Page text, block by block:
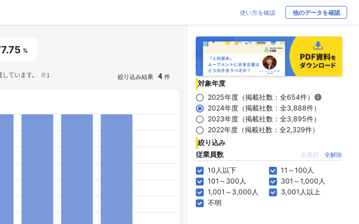
使い方を確認 他のデータを確認
%
しています。 ※1 絞り込み結果 4 件
対象年度
2025年度（掲載社数：全654件）
2024年度（掲載社数：全3,888件）
2023年度（掲載社数：全3,895件）
2022年度（掲載社数：全2,329件）
絞り込み
従業員数
全選択 全解除
10人以下
11～100人
101～300人
301～1,000人
1,001～3,000人
3,001人以上
不明